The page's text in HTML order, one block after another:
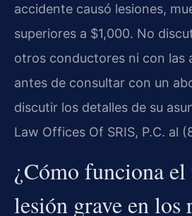
accidente causó lesiones,
superiores a $1,000. No
otros conductores ni con las
antes de consultar con un
discutir los detalles de su
Law Offices Of SRIS, P.C. al
¿Cómo funciona
lesión grave en los